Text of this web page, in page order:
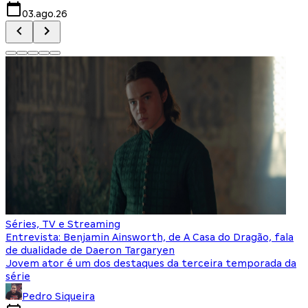
03.ago.26
Séries, TV e Streaming
Entrevista: Benjamin Ainsworth, de A Casa do Dragão, fala
de dualidade de Daeron Targaryen
Jovem ator é um dos destaques da terceira temporada da
série
Pedro Siqueira